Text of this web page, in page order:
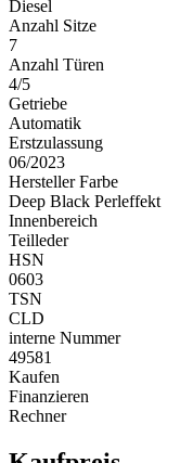
Diesel
Anzahl Sitze
7
Anzahl Türen
4/5
Getriebe
Automatik
Erstzulassung
06/2023
Hersteller Farbe
Deep Black Perleffekt
Innenbereich
Teilleder
HSN
0603
TSN
CLD
interne Nummer
49581
Kaufen
Finanzieren
Rechner